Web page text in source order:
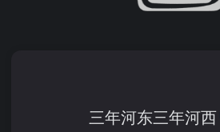
三年河东三年河西